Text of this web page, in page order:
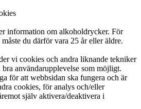
information om alkoholdrycker. För
du därför vara 25 år eller äldre.
vi cookies och andra liknande tekniker
användarupplevelse som möjligt.
för att webbsidan ska fungera och är
cookies, för analys och/eller
själv aktivera/deaktivera i